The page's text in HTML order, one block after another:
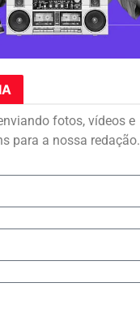
fotos, vídeos e
para a nossa redação.